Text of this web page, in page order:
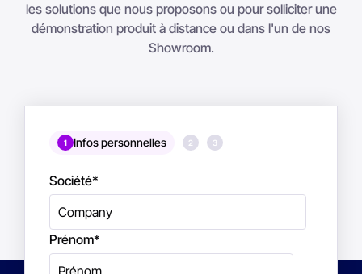
les solutions que nous proposons ou pour solliciter une
démonstration produit à distance ou dans l'un de nos
Showroom.
1 Infos personnelles 2 3
Société*
Prénom*